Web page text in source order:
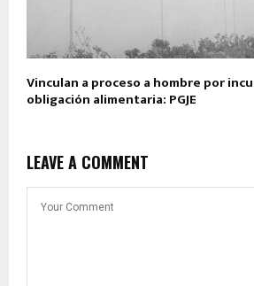
Vinculan a proceso a hombre por
obligación alimentaria: PGJE
LEAVE A COMMENT